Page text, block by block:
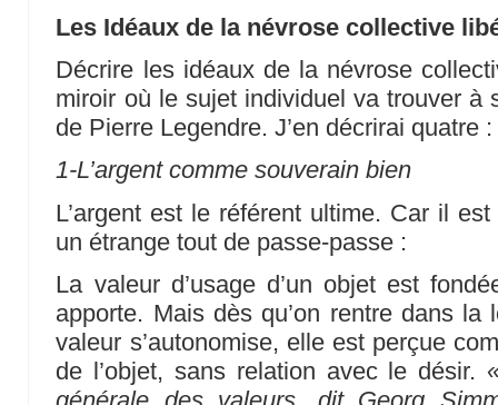
Les Idéaux de la névrose collective
Décrire les idéaux de la névrose
miroir où le sujet individuel va trouver à
de Pierre Legendre. J’en décrirai quatre :
1-L’argent comme souverain bien
L’argent est le référent ultime. Car il
un étrange tout de passe-passe :
La valeur d’usage d’un objet est
apporte. Mais dès qu’on rentre dans la
valeur s’autonomise, elle est perçue
de l’objet, sans relation avec le désir.